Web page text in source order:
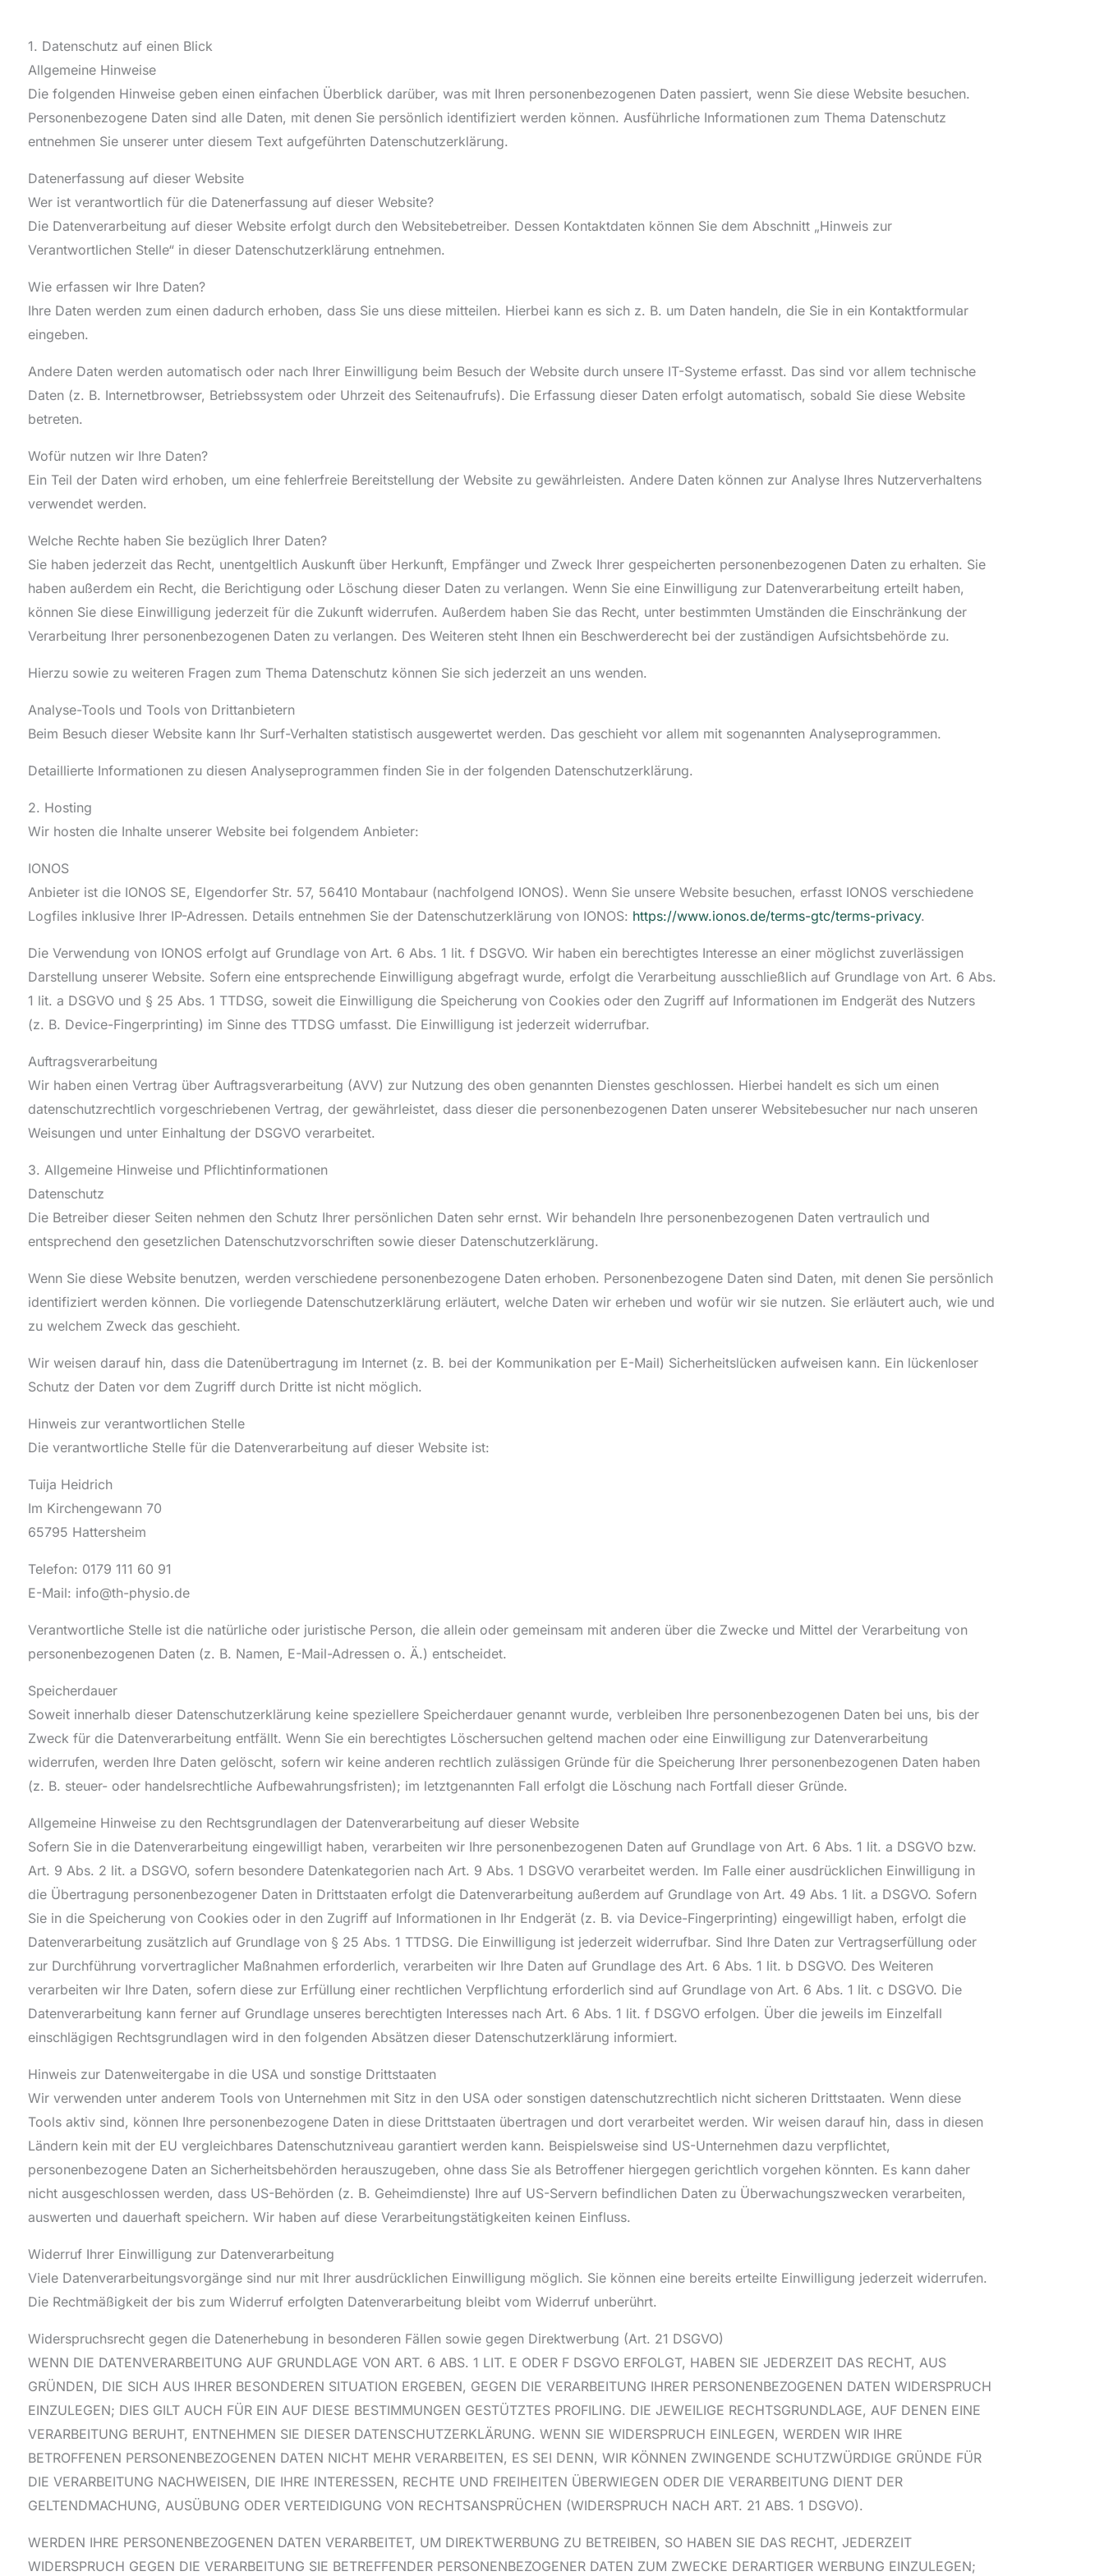
1. Datenschutz auf einen Blick
Allgemeine Hinweise
Die folgenden Hinweise geben einen einfachen Überblick darüber, was mit Ihren personenbezogenen Daten passiert, wenn Sie diese Website besuchen.
Personenbezogene Daten sind alle Daten, mit denen Sie persönlich identifiziert werden können. Ausführliche Informationen zum Thema Datenschutz
entnehmen Sie unserer unter diesem Text aufgeführten Datenschutzerklärung.
Datenerfassung auf dieser Website
Wer ist verantwortlich für die Datenerfassung auf dieser Website?
Die Datenverarbeitung auf dieser Website erfolgt durch den Websitebetreiber. Dessen Kontaktdaten können Sie dem Abschnitt „Hinweis zur
Verantwortlichen Stelle“ in dieser Datenschutzerklärung entnehmen.
Wie erfassen wir Ihre Daten?
Ihre Daten werden zum einen dadurch erhoben, dass Sie uns diese mitteilen. Hierbei kann es sich z. B. um Daten handeln, die Sie in ein Kontaktformular
eingeben.
Andere Daten werden automatisch oder nach Ihrer Einwilligung beim Besuch der Website durch unsere IT-Systeme erfasst. Das sind vor allem technische
Daten (z. B. Internetbrowser, Betriebssystem oder Uhrzeit des Seitenaufrufs). Die Erfassung dieser Daten erfolgt automatisch, sobald Sie diese Website
betreten.
Wofür nutzen wir Ihre Daten?
Ein Teil der Daten wird erhoben, um eine fehlerfreie Bereitstellung der Website zu gewährleisten. Andere Daten können zur Analyse Ihres Nutzerverhaltens
verwendet werden.
Welche Rechte haben Sie bezüglich Ihrer Daten?
Sie haben jederzeit das Recht, unentgeltlich Auskunft über Herkunft, Empfänger und Zweck Ihrer gespeicherten personenbezogenen Daten zu erhalten. Sie
haben außerdem ein Recht, die Berichtigung oder Löschung dieser Daten zu verlangen. Wenn Sie eine Einwilligung zur Datenverarbeitung erteilt haben,
können Sie diese Einwilligung jederzeit für die Zukunft widerrufen. Außerdem haben Sie das Recht, unter bestimmten Umständen die Einschränkung der
Verarbeitung Ihrer personenbezogenen Daten zu verlangen. Des Weiteren steht Ihnen ein Beschwerderecht bei der zuständigen Aufsichtsbehörde zu.
Hierzu sowie zu weiteren Fragen zum Thema Datenschutz können Sie sich jederzeit an uns wenden.
Analyse-Tools und Tools von Dritt­anbietern
Beim Besuch dieser Website kann Ihr Surf-Verhalten statistisch ausgewertet werden. Das geschieht vor allem mit sogenannten Analyseprogrammen.
Detaillierte Informationen zu diesen Analyseprogrammen finden Sie in der folgenden Datenschutzerklärung.
2. Hosting
Wir hosten die Inhalte unserer Website bei folgendem Anbieter:
IONOS
Anbieter ist die IONOS SE, Elgendorfer Str. 57, 56410 Montabaur (nachfolgend IONOS). Wenn Sie unsere Website besuchen, erfasst IONOS verschiedene
Logfiles inklusive Ihrer IP-Adressen. Details entnehmen Sie der Datenschutzerklärung von IONOS: https://www.ionos.de/terms-gtc/terms-privacy.
Die Verwendung von IONOS erfolgt auf Grundlage von Art. 6 Abs. 1 lit. f DSGVO. Wir haben ein berechtigtes Interesse an einer möglichst zuverlässigen
Darstellung unserer Website. Sofern eine entsprechende Einwilligung abgefragt wurde, erfolgt die Verarbeitung ausschließlich auf Grundlage von Art. 6 Abs.
1 lit. a DSGVO und § 25 Abs. 1 TTDSG, soweit die Einwilligung die Speicherung von Cookies oder den Zugriff auf Informationen im Endgerät des Nutzers
(z. B. Device-Fingerprinting) im Sinne des TTDSG umfasst. Die Einwilligung ist jederzeit widerrufbar.
Auftragsverarbeitung
Wir haben einen Vertrag über Auftragsverarbeitung (AVV) zur Nutzung des oben genannten Dienstes geschlossen. Hierbei handelt es sich um einen
datenschutzrechtlich vorgeschriebenen Vertrag, der gewährleistet, dass dieser die personenbezogenen Daten unserer Websitebesucher nur nach unseren
Weisungen und unter Einhaltung der DSGVO verarbeitet.
3. Allgemeine Hinweise und Pflicht­informationen
Datenschutz
Die Betreiber dieser Seiten nehmen den Schutz Ihrer persönlichen Daten sehr ernst. Wir behandeln Ihre personenbezogenen Daten vertraulich und
entsprechend den gesetzlichen Datenschutzvorschriften sowie dieser Datenschutzerklärung.
Wenn Sie diese Website benutzen, werden verschiedene personenbezogene Daten erhoben. Personenbezogene Daten sind Daten, mit denen Sie persönlich
identifiziert werden können. Die vorliegende Datenschutzerklärung erläutert, welche Daten wir erheben und wofür wir sie nutzen. Sie erläutert auch, wie und
zu welchem Zweck das geschieht.
Wir weisen darauf hin, dass die Datenübertragung im Internet (z. B. bei der Kommunikation per E-Mail) Sicherheitslücken aufweisen kann. Ein lückenloser
Schutz der Daten vor dem Zugriff durch Dritte ist nicht möglich.
Hinweis zur verantwortlichen Stelle
Die verantwortliche Stelle für die Datenverarbeitung auf dieser Website ist:
Tuija Heidrich
Im Kirchengewann 70
65795 Hattersheim
Telefon: 0179 111 60 91
E-Mail: info@th-physio.de
Verantwortliche Stelle ist die natürliche oder juristische Person, die allein oder gemeinsam mit anderen über die Zwecke und Mittel der Verarbeitung von
personenbezogenen Daten (z. B. Namen, E-Mail-Adressen o. Ä.) entscheidet.
Speicherdauer
Soweit innerhalb dieser Datenschutzerklärung keine speziellere Speicherdauer genannt wurde, verbleiben Ihre personenbezogenen Daten bei uns, bis der
Zweck für die Datenverarbeitung entfällt. Wenn Sie ein berechtigtes Löschersuchen geltend machen oder eine Einwilligung zur Datenverarbeitung
widerrufen, werden Ihre Daten gelöscht, sofern wir keine anderen rechtlich zulässigen Gründe für die Speicherung Ihrer personenbezogenen Daten haben
(z. B. steuer- oder handelsrechtliche Aufbewahrungsfristen); im letztgenannten Fall erfolgt die Löschung nach Fortfall dieser Gründe.
Allgemeine Hinweise zu den Rechtsgrundlagen der Datenverarbeitung auf dieser Website
Sofern Sie in die Datenverarbeitung eingewilligt haben, verarbeiten wir Ihre personenbezogenen Daten auf Grundlage von Art. 6 Abs. 1 lit. a DSGVO bzw.
Art. 9 Abs. 2 lit. a DSGVO, sofern besondere Datenkategorien nach Art. 9 Abs. 1 DSGVO verarbeitet werden. Im Falle einer ausdrücklichen Einwilligung in
die Übertragung personenbezogener Daten in Drittstaaten erfolgt die Datenverarbeitung außerdem auf Grundlage von Art. 49 Abs. 1 lit. a DSGVO. Sofern
Sie in die Speicherung von Cookies oder in den Zugriff auf Informationen in Ihr Endgerät (z. B. via Device-Fingerprinting) eingewilligt haben, erfolgt die
Datenverarbeitung zusätzlich auf Grundlage von § 25 Abs. 1 TTDSG. Die Einwilligung ist jederzeit widerrufbar. Sind Ihre Daten zur Vertragserfüllung oder
zur Durchführung vorvertraglicher Maßnahmen erforderlich, verarbeiten wir Ihre Daten auf Grundlage des Art. 6 Abs. 1 lit. b DSGVO. Des Weiteren
verarbeiten wir Ihre Daten, sofern diese zur Erfüllung einer rechtlichen Verpflichtung erforderlich sind auf Grundlage von Art. 6 Abs. 1 lit. c DSGVO. Die
Datenverarbeitung kann ferner auf Grundlage unseres berechtigten Interesses nach Art. 6 Abs. 1 lit. f DSGVO erfolgen. Über die jeweils im Einzelfall
einschlägigen Rechtsgrundlagen wird in den folgenden Absätzen dieser Datenschutzerklärung informiert.
Hinweis zur Datenweitergabe in die USA und sonstige Drittstaaten
Wir verwenden unter anderem Tools von Unternehmen mit Sitz in den USA oder sonstigen datenschutzrechtlich nicht sicheren Drittstaaten. Wenn diese
Tools aktiv sind, können Ihre personenbezogene Daten in diese Drittstaaten übertragen und dort verarbeitet werden. Wir weisen darauf hin, dass in diesen
Ländern kein mit der EU vergleichbares Datenschutzniveau garantiert werden kann. Beispielsweise sind US-Unternehmen dazu verpflichtet,
personenbezogene Daten an Sicherheitsbehörden herauszugeben, ohne dass Sie als Betroffener hiergegen gerichtlich vorgehen könnten. Es kann daher
nicht ausgeschlossen werden, dass US-Behörden (z. B. Geheimdienste) Ihre auf US-Servern befindlichen Daten zu Überwachungszwecken verarbeiten,
auswerten und dauerhaft speichern. Wir haben auf diese Verarbeitungstätigkeiten keinen Einfluss.
Widerruf Ihrer Einwilligung zur Datenverarbeitung
Viele Datenverarbeitungsvorgänge sind nur mit Ihrer ausdrücklichen Einwilligung möglich. Sie können eine bereits erteilte Einwilligung jederzeit widerrufen.
Die Rechtmäßigkeit der bis zum Widerruf erfolgten Datenverarbeitung bleibt vom Widerruf unberührt.
Widerspruchsrecht gegen die Datenerhebung in besonderen Fällen sowie gegen Direktwerbung (Art. 21 DSGVO)
WENN DIE DATENVERARBEITUNG AUF GRUNDLAGE VON ART. 6 ABS. 1 LIT. E ODER F DSGVO ERFOLGT, HABEN SIE JEDERZEIT DAS RECHT, AUS
GRÜNDEN, DIE SICH AUS IHRER BESONDEREN SITUATION ERGEBEN, GEGEN DIE VERARBEITUNG IHRER PERSONENBEZOGENEN DATEN WIDERSPRUCH
EINZULEGEN; DIES GILT AUCH FÜR EIN AUF DIESE BESTIMMUNGEN GESTÜTZTES PROFILING. DIE JEWEILIGE RECHTSGRUNDLAGE, AUF DENEN EINE
VERARBEITUNG BERUHT, ENTNEHMEN SIE DIESER DATENSCHUTZERKLÄRUNG. WENN SIE WIDERSPRUCH EINLEGEN, WERDEN WIR IHRE
BETROFFENEN PERSONENBEZOGENEN DATEN NICHT MEHR VERARBEITEN, ES SEI DENN, WIR KÖNNEN ZWINGENDE SCHUTZWÜRDIGE GRÜNDE FÜR
DIE VERARBEITUNG NACHWEISEN, DIE IHRE INTERESSEN, RECHTE UND FREIHEITEN ÜBERWIEGEN ODER DIE VERARBEITUNG DIENT DER
GELTENDMACHUNG, AUSÜBUNG ODER VERTEIDIGUNG VON RECHTSANSPRÜCHEN (WIDERSPRUCH NACH ART. 21 ABS. 1 DSGVO).
WERDEN IHRE PERSONENBEZOGENEN DATEN VERARBEITET, UM DIREKTWERBUNG ZU BETREIBEN, SO HABEN SIE DAS RECHT, JEDERZEIT
WIDERSPRUCH GEGEN DIE VERARBEITUNG SIE BETREFFENDER PERSONENBEZOGENER DATEN ZUM ZWECKE DERARTIGER WERBUNG EINZULEGEN;